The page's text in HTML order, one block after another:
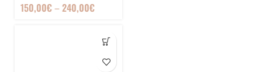
150,00€–240,00€